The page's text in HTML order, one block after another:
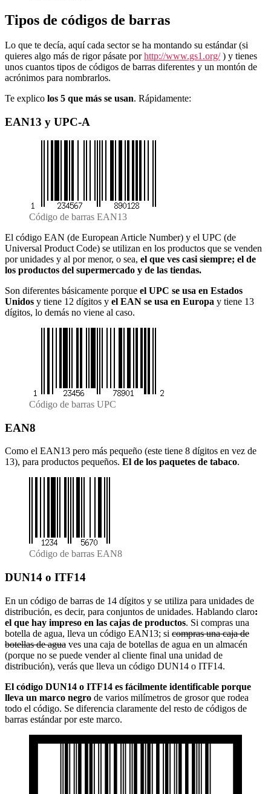
Tipos de códigos de barras
Lo que te decía, aquí cada sector se ha montando su estándar (si
quieres algo más de rigor pásate porhttp://www.gs1.org/) y tienes
unos cuantos tipos de códigos de barras diferentes y un montón de
acrónimos para nombrarlos.
Te explico los 5 que más se usan. Rápidamente:
EAN13 y UPC-A
Código de barras EAN13
El código EAN (de European Article Number) y el UPC (de
Universal Product Code) se utilizan en los productos que se venden
por unidades y al por menor, o sea, el que ves casi siempre; el de
los productos del supermercado y de las tiendas.
Son diferentes básicamente porque el UPC se usa en Estados
Unidos y tiene 12 dígitos y el EAN se usa en Europa y tiene 13
dígitos, lo demás no viene al caso.
Código de barras UPC
EAN8
Como el EAN13 pero más pequeño (este tiene 8 dígitos en vez de
13), para productos pequeños. El de los paquetes de tabaco.
Código de barras EAN8
DUN14 o ITF14
En un código de barras de 14 dígitos y se utiliza para unidades de
distribución, es decir, para conjuntos de unidades. Hablando claro:
el que hay impreso en las cajas de productos. Si compras una
botella de agua, lleva un código EAN13; si compras una caja de
botellas de agua ves una caja de botellas de agua en un almacén
(porque no se puede vender al cliente final una unidad de
distribución), verás que lleva un código DUN14 o ITF14.
El código DUN14 o ITF14 es fácilmente identificable porque
lleva un marco negro de varios milímetros de grosor que rodea
todo el código. Se diferencia claramente del resto de códigos de
barras estándar por este marco.